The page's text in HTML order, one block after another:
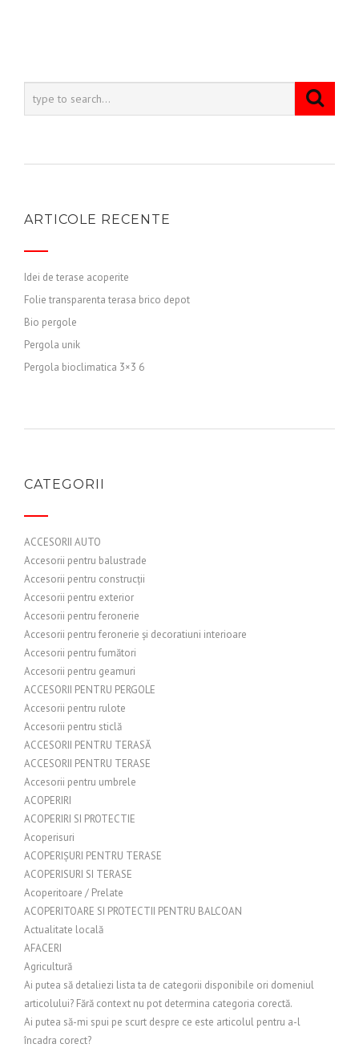
ARTICOLE RECENTE
Idei de terase acoperite
Folie transparenta terasa brico depot
Bio pergole
Pergola unik
Pergola bioclimatica 3×3 6
CATEGORII
ACCESORII AUTO
Accesorii pentru balustrade
Accesorii pentru construcții
Accesorii pentru exterior
Accesorii pentru feronerie
Accesorii pentru feronerie și decoratiuni interioare
Accesorii pentru fumători
Accesorii pentru geamuri
ACCESORII PENTRU PERGOLE
Accesorii pentru rulote
Accesorii pentru sticlă
ACCESORII PENTRU TERASĂ
ACCESORII PENTRU TERASE
Accesorii pentru umbrele
ACOPERIRI
ACOPERIRI SI PROTECTIE
Acoperisuri
ACOPERIȘURI PENTRU TERASE
ACOPERISURI SI TERASE
Acoperitoare / Prelate
ACOPERITOARE SI PROTECTII PENTRU BALCOAN
Actualitate locală
AFACERI
Agricultură
Ai putea să detaliezi lista ta de categorii disponibile ori domeniul
articolului? Fără context nu pot determina categoria corectă.
Ai putea să-mi spui pe scurt despre ce este articolul pentru a-l
încadra corect?